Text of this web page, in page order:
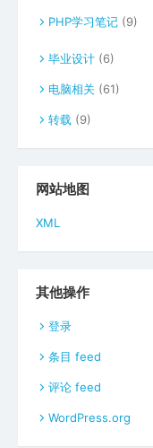
PHP学习笔记 (9)
毕业设计 (6)
电脑相关 (61)
转载 (9)
网站地图
XML
其他操作
登录
条目 feed
评论 feed
WordPress.org